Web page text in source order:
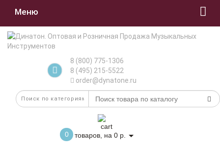
Меню
8 (800) 775-1306
8 (495) 215-5522
order@dynatone.ru
0 товаров, на 0 р.